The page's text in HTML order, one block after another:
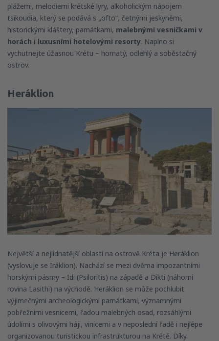
plážemi, melodiemi krétské lyry, alkoholickým nápojem
tsikoudia, který se podává s „ofto“, četnými jeskyněmi,
historickými kláštery, památkami, malebnými vesničkami v
horách i luxusními hotelovými resorty. Naplno si
vychutnejte úžasnou Krétu – hornatý, odlehlý a soběstačný
ostrov.
Heráklion
Největší a nejlidnatější oblastí na ostrově Kréta je Heráklion
(vyslovuje se Iráklion). Nachází se mezi dvěma impozantními
horskými pásmy – Idi (Psiloritis) na západě a Dikti (náhorní
rovina Lasithi) na východě. Heráklion se může pochlubit
výjimečnými archeologickými památkami, významnými
pobřežními vesnicemi, řadou malebných osad, rozsáhlými
údolími s olivovými háji, vinicemi a v neposlední řadě i nejlépe
organizovanou turistickou infrastrukturou na Krétě. Díky